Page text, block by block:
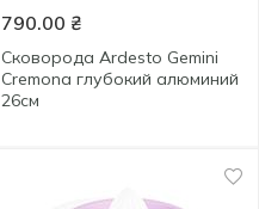
790.00 ₴
Сковорода Ardesto Gemini
Cremona глубокий алюминий
26см